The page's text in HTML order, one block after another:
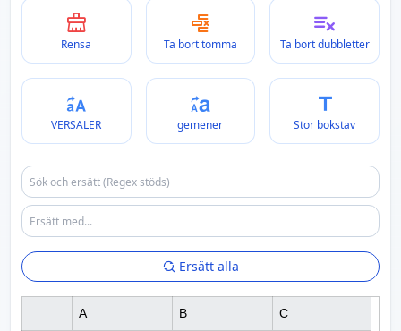
Rensa Ta bort tomma Ta bort dubbletter
VERSALER gemener Stor bokstav
Ersätt alla
A B C